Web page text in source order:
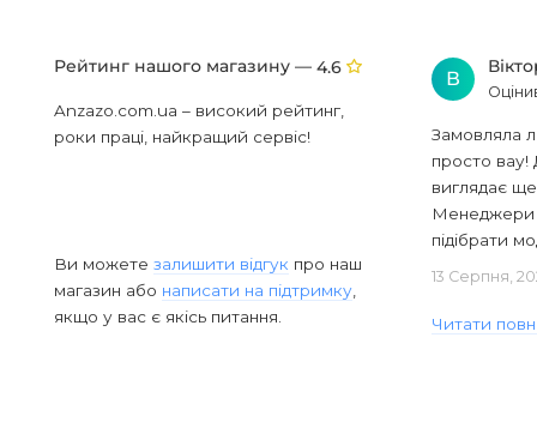
Рейтинг нашого магазину — 4.6
Anzazo.com.ua – високий рейтинг,
роки праці, найкращий сервіс!
Ви можете залишити відгук про наш
магазин або написати на підтримку
якщо у вас є якісь питання.
В
Замовляла
просто вау!
виглядає
Менеджери
підібрати
13 Серпня,
Читати